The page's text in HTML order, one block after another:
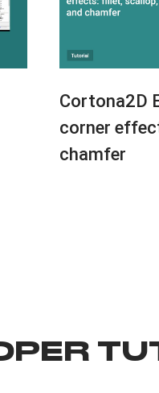
Cortona2D
corner
chamfer